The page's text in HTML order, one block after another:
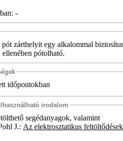
-
zárthelyit egy alkalommal
pótolható.
időpontokban
irodalom
segédanyagok, valamint
J.: Az elektrosztatikus feltöltődések